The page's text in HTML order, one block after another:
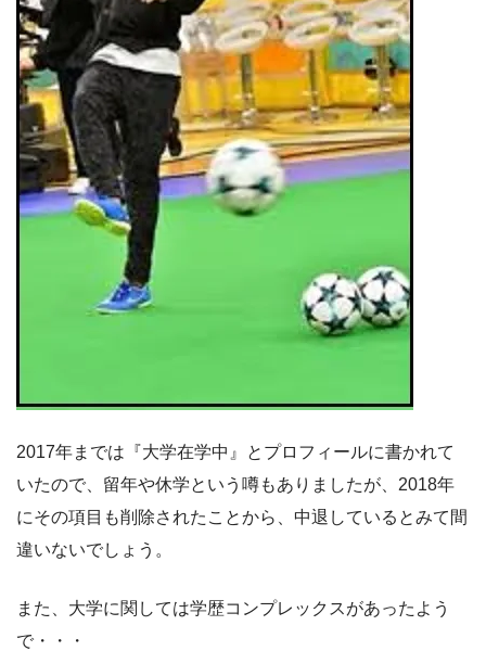
2017年までは『大学在学中』とプロフィールに書かれて
いたので、留年や休学という噂もありましたが、2018年
にその項目も削除されたことから、中退しているとみて間
違いないでしょう。
また、大学に関しては学歴コンプレックスがあったよう
で・・・